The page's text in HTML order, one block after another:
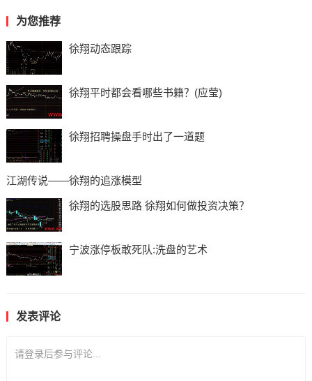
为您推荐
徐翔动态跟踪
徐翔平时都会看哪些书籍？(应莹)
徐翔招聘操盘手时出了一道题
江湖传说——徐翔的追涨模型
徐翔的选股思路 徐翔如何做投资决策？
宁波涨停板敢死队:洗盘的艺术
发表评论
请登录后参与评论...